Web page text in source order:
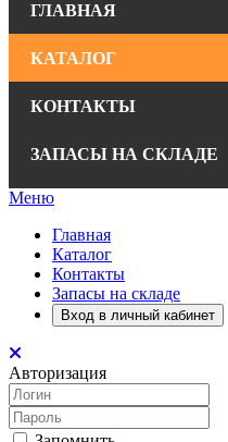
ГЛАВНАЯ
КАТАЛОГ
КОНТАКТЫ
ЗАПАСЫ НА СКЛАДЕ
Меню
Главная
Каталог
Контакты
Запасы на складе
Вход в личный кабинет
Авторизация